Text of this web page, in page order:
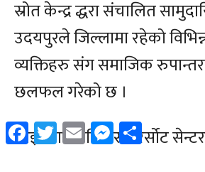
FacebookTwitterEmail Messenger
Share